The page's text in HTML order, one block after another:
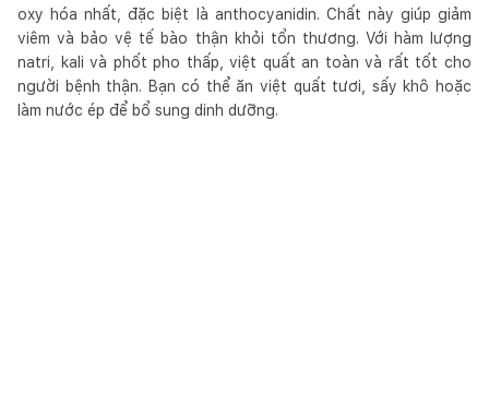
oxy hóa nhất, đặc biệt là anthocyanidin. Chất này giúp giảm
viêm và bảo vệ tế bào thận khỏi tổn thương. Với hàm lượng
natri, kali và phốt pho thấp, việt quất an toàn và rất tốt cho
người bệnh thận. Bạn có thể ăn việt quất tươi, sấy khô hoặc
làm nước ép để bổ sung dinh dưỡng.